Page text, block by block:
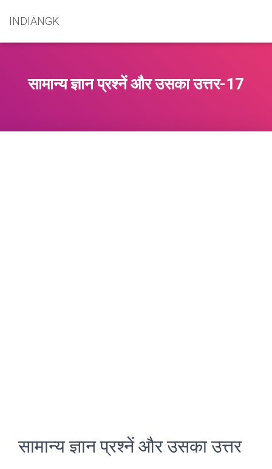
INDIANGK
सामान्य ज्ञान प्रश्नें और उसका उत्तर-17
सामान्य ज्ञान प्रश्नें और उसका उत्तर